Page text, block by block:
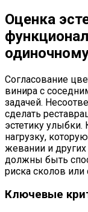
Оценка
Согласование
винира с
задачей.
сделать
эстетику улыбки.
нагрузку,
жевании и
должны быть
риска сколов или
Ключевые